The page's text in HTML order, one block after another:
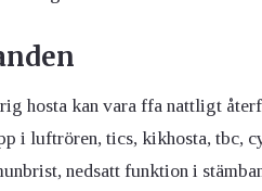
hosta kan vara ffa nattligt
i luftrören, tics, kikhosta, tbc,
nedsatt funktion i